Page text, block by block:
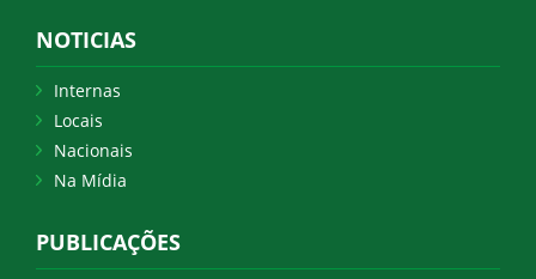
NOTICIAS
Internas
Locais
Nacionais
Na Mídia
PUBLICAÇÕES